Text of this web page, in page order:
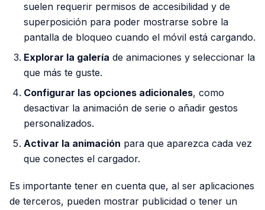
suelen requerir permisos de accesibilidad y de
superposición para poder mostrarse sobre la
pantalla de bloqueo cuando el móvil está cargando.
Explorar la galería de animaciones y seleccionar la
que más te guste.
Configurar las opciones adicionales, como
desactivar la animación de serie o añadir gestos
personalizados.
Activar la animación para que aparezca cada vez
que conectes el cargador.
Es importante tener en cuenta que, al ser aplicaciones
de terceros, pueden mostrar publicidad o tener un